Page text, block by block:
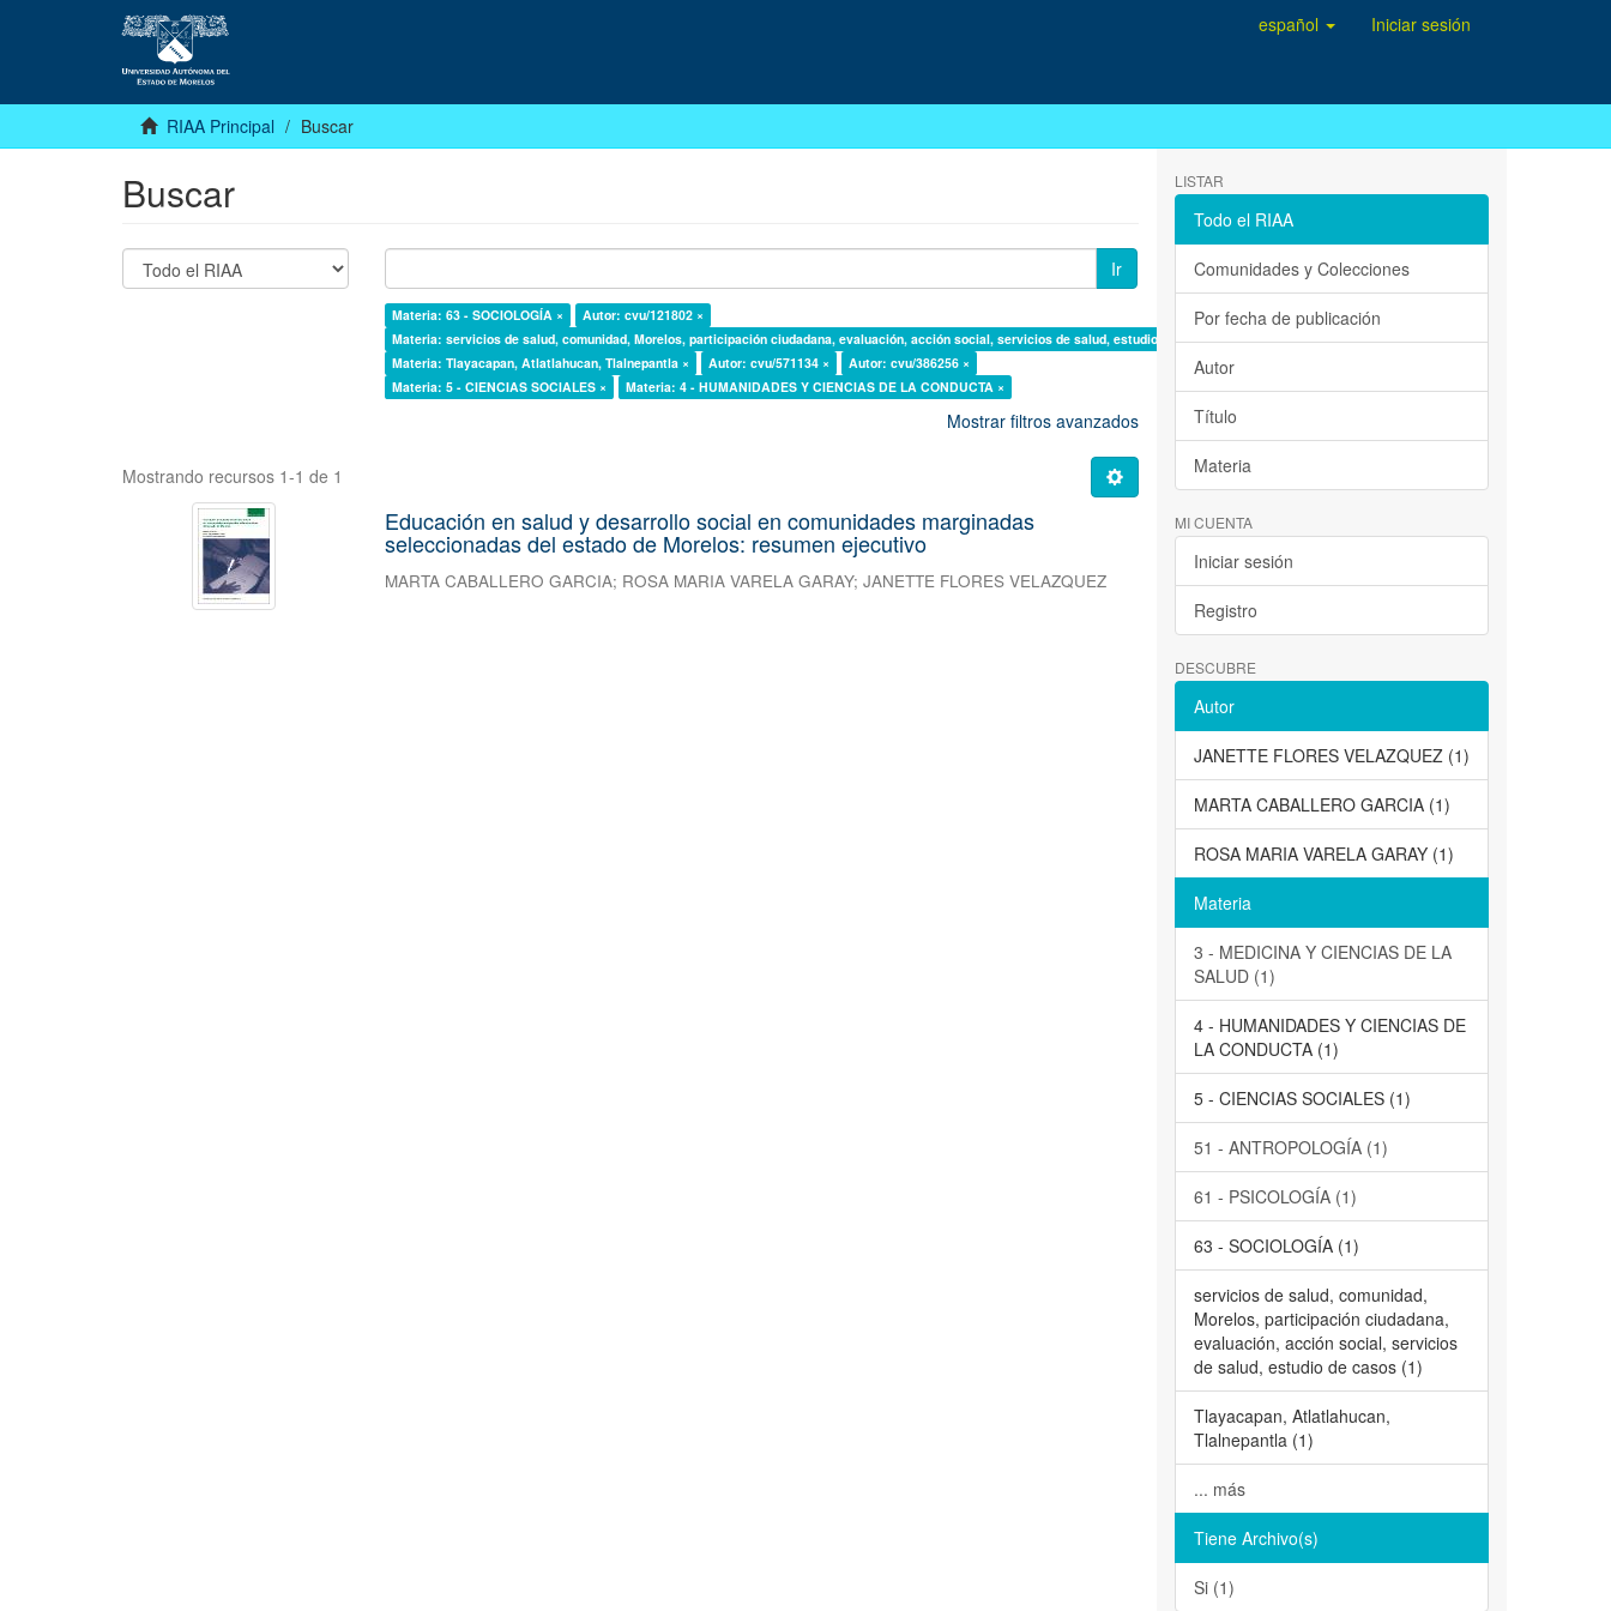
español Iniciar sesión
RIAA Principal Buscar
Buscar
Ir
Materia: 63 - SOCIOLOGÍA ×
Autor: cvu/121802 ×
Materia: servicios de salud, comunidad, Morelos, participación ciudadana, evaluación, acción social, servicios de salud, estudio de casos ×
Materia: Tlayacapan, Atlatlahucan, Tlalnepantla ×
Autor: cvu/571134 ×
Autor: cvu/386256 ×
Materia: 5 - CIENCIAS SOCIALES ×
Materia: 4 - HUMANIDADES Y CIENCIAS DE LA CONDUCTA ×
Mostrar filtros avanzados
Mostrando recursos 1-1 de 1
Educación en salud y desarrollo social en comunidades marginadas
seleccionadas del estado de Morelos: resumen ejecutivo
MARTA CABALLERO GARCIA; ROSA MARIA VARELA GARAY;JANETTE FLORES VELAZQUEZ
LISTAR
Todo el RIAA
Comunidades y Colecciones
Por fecha de publicación
Autor
Título
Materia
MI CUENTA
Iniciar sesión
Registro
DESCUBRE
Autor
JANETTE FLORES VELAZQUEZ (1)
MARTA CABALLERO GARCIA (1)
ROSA MARIA VARELA GARAY (1)
Materia
3 - MEDICINA Y CIENCIAS DE LA
SALUD (1)
4 - HUMANIDADES Y CIENCIAS DE
LA CONDUCTA (1)
5 - CIENCIAS SOCIALES (1)
51 - ANTROPOLOGÍA (1)
61 - PSICOLOGÍA (1)
63 - SOCIOLOGÍA (1)
servicios de salud, comunidad,
Morelos, participación ciudadana,
evaluación, acción social, servicios
de salud, estudio de casos (1)
Tlayacapan, Atlatlahucan,
Tlalnepantla (1)
... más
Tiene Archivo(s)
Si (1)